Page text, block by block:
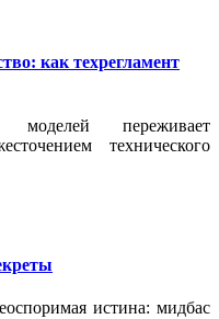
как техрегламент
моделей переживает
технического
истина: мидбас